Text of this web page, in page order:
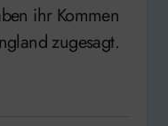
ihr Kommen
zugesagt.